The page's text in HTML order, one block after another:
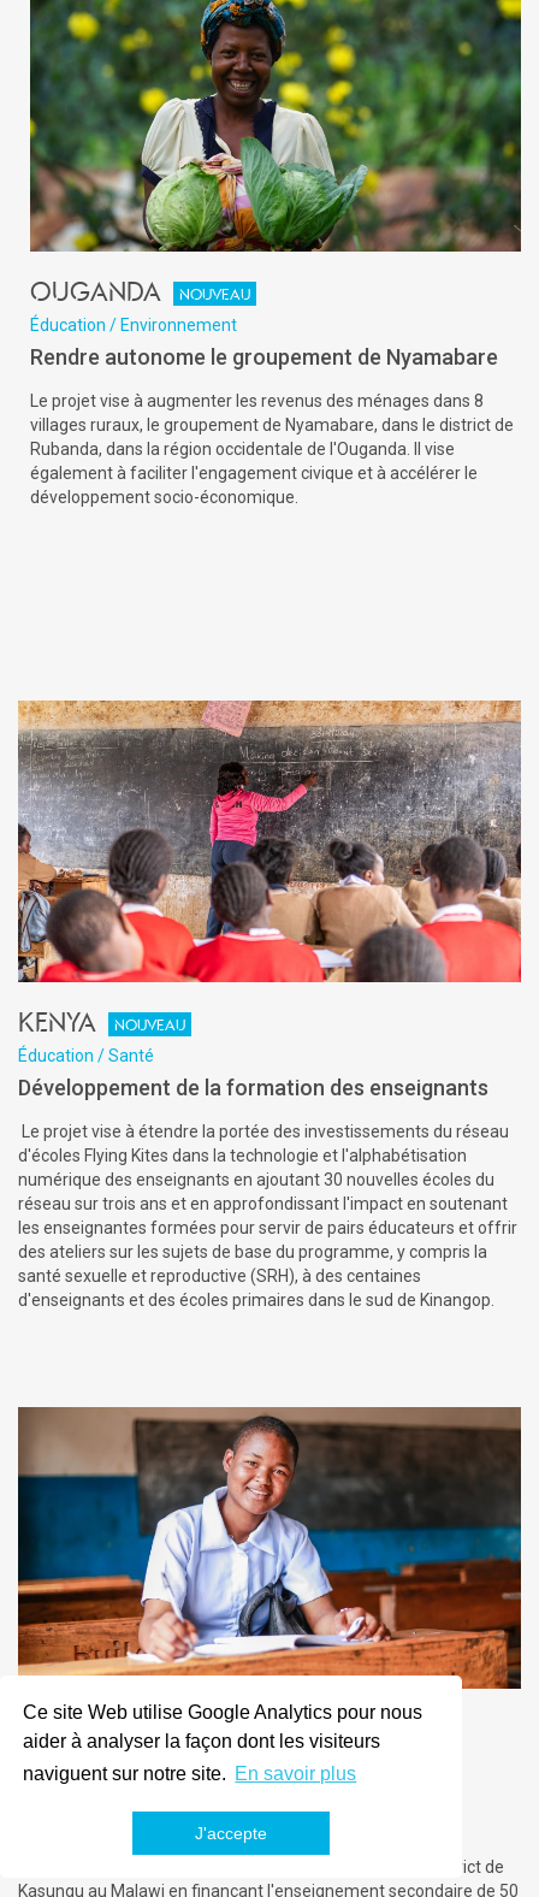
Ce site Web utilise Google Analytics pour nous
aider à analyser la façon dont les visiteurs
naviguent sur notre site. En savoir plus
J'accepte
Ouganda Nouveau
Éducation / Environnement
Rendre autonome le groupement de Nyamabare
Le projet vise à augmenter les revenus des ménages dans 8
villages ruraux, le groupement de Nyamabare, dans le district de
Rubanda, dans la région occidentale de l'Ouganda. Il vise
également à faciliter l'engagement civique et à accélérer le
développement socio-économique.
Kenya Nouveau
Éducation / Santé
Développement de la formation des enseignants
Le projet vise à étendre la portée des investissements du réseau
d'écoles Flying Kites dans la technologie et l'alphabétisation
numérique des enseignants en ajoutant 30 nouvelles écoles du
réseau sur trois ans et en approfondissant l'impact en soutenant
les enseignantes formées pour servir de pairs éducateurs et offrir
des ateliers sur les sujets de base du programme, y compris la
santé sexuelle et reproductive (SRH), à des centaines
d'enseignants et des écoles primaires dans le sud de Kinangop.
Malawi Nouveau
Éducation
Le projet vise à soutenir les communautés pauvres du district de
Kasungu au Malawi en finançant l'enseignement secondaire de 50